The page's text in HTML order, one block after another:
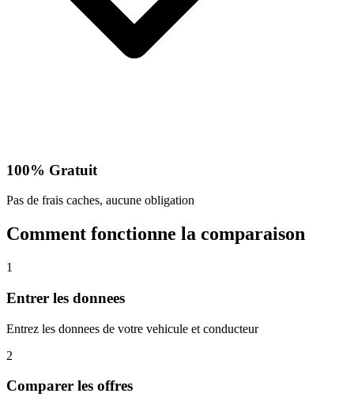
100% Gratuit
Pas de frais caches, aucune obligation
Comment fonctionne la comparaison
1
Entrer les donnees
Entrez les donnees de votre vehicule et conducteur
2
Comparer les offres